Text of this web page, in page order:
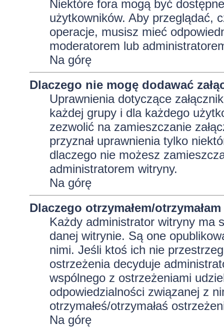
Niektóre fora mogą być
użytkowników. Aby przeglądać,
operacje, musisz mieć
moderatorem lub
Na górę
Dlaczego nie mogę dodawać
Uprawnienia dotyczące
każdej grupy i dla każdego
zezwolić na zamieszczanie
przyznał uprawnienia tylko
dlaczego nie możesz
administratorem witryny.
Na górę
Dlaczego otrzymałem/
Każdy administrator witryny ma
danej witrynie. Są one
nimi. Jeśli ktoś ich nie
ostrzeżenia decyduje
wspólnego z ostrzeżeniami
odpowiedzialności związanej z
otrzymałeś/otrzymałaś
Na górę